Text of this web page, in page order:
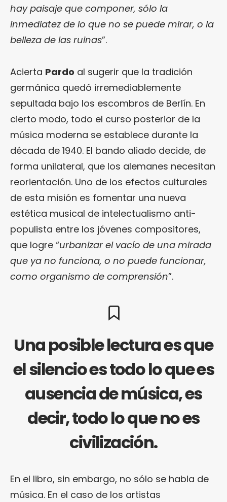
hay paisaje que componer, sólo la
inmediatez de lo que no se puede mirar, o la
belleza de las ruinas”.
Acierta Pardo al sugerir que la tradición
germánica quedó irremediablemente
sepultada bajo los escombros de Berlín. En
cierto modo, todo el curso posterior de la
música moderna se establece durante la
década de 1940. El bando aliado decide, de
forma unilateral, que los alemanes necesitan
reorientación. Uno de los efectos culturales
de esta misión es fomentar una nueva
estética musical de intelectualismo anti-
populista entre los jóvenes compositores,
que logre “urbanizar el vacío de una mirada
que ya no funciona, o no puede funcionar,
como organismo de comprensión”.
Una posible lectura es que
el silencio es todo lo que es
ausencia de música, es
decir, todo lo que no es
civilización.
En el libro, sin embargo, no sólo se habla de
música. En el caso de los artistas